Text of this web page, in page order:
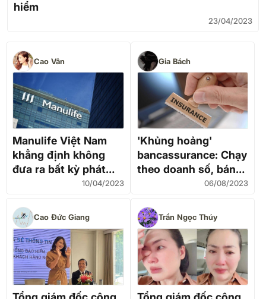
hiểm
23/04/2023
Cao Vân
Manulife Việt Nam
khẳng định không
đưa ra bất kỳ phát
ngôn hoặc thông báo
khách hàng của Công
ty MVI Life
10/04/2023
Gia Bách
'Khủng hoảng'
bancassurance: Chạy
theo doanh số, bán
06/08/2023
Cao Đức Giang Trần Ngọc Thúy